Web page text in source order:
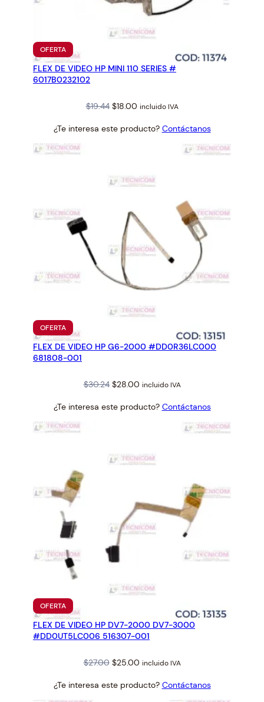
d
OFERTAPRODUCTO
EN
OFERTA
FLEX DE VIDEO HP MINI 110 SERIES #
6017B0232102
$19.44 Original
was:
$18.00Current
is:
incluido IVA
¿Te interesa este producto? Contáctanos
OFERTAPRODUCTO
EN
OFERTA
FLEX DE VIDEO HP G6-2000 #DD0R36LC000
681808-001
$30.24 Original
was:
$28.00Current
is:
incluido IVA
¿Te interesa este producto? Contáctanos
OFERTAPRODUCTO
EN
OFERTA
FLEX DE VIDEO HP DV7-2000 DV7-3000
#DD0UT5LC006 516307-001
$27.00 Original
was:
$25.00Current
is:
incluido IVA
¿Te interesa este producto? Contáctanos